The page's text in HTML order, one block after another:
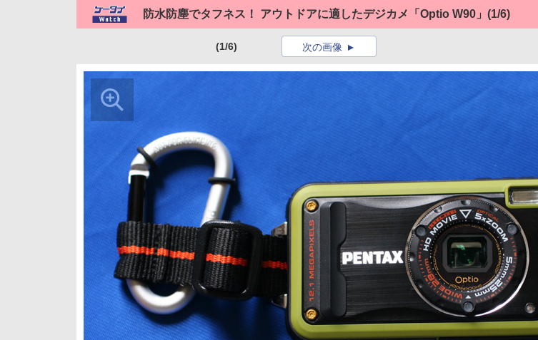
防水防塵でタフネス！ アウトドアに適したデジカメ「Optio W90」 (1/6)
(1/6) 次の画像